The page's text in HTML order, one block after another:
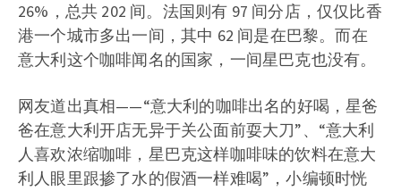
26%，总共 202 间。法国则有 97 间分店，仅仅比香
港一个城市多出一间，其中 62 间是在巴黎。而在
意大利这个咖啡闻名的国家，一间星巴克也没有。
网友道出真相——“意大利的咖啡出名的好喝，星爸
爸在意大利开店无异于关公面前耍大刀”、“意大利
人喜欢浓缩咖啡，星巴克这样咖啡味的饮料在意大
利人眼里跟掺了水的假酒一样难喝”，小编顿时恍